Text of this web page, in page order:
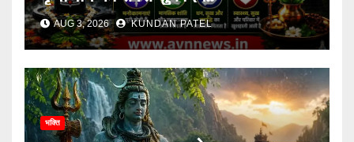
AUG 3, 2026 KUNDAN PATEL
भक्ति